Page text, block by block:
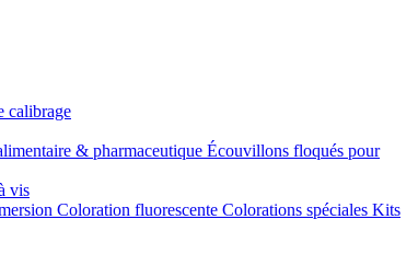
calibrage
& pharmaceutique Écouvillons floqués pour
vis
Coloration fluorescente Colorations spéciales Kits